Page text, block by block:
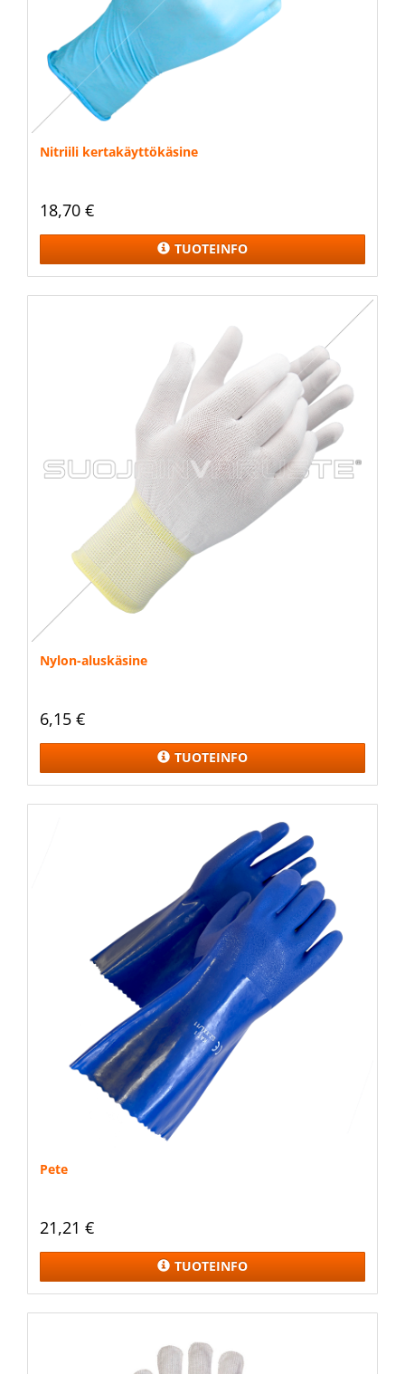
Nitriili kertakäyttökäsine
18,70 €
TUOTEINFO
Nylon-aluskäsine
6,15 €
TUOTEINFO
Pete
21,21 €
TUOTEINFO